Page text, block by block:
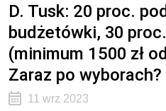
D. Tusk: 20 proc.
budżetówki, 30
(minimum 1500 zł
Zaraz po wyborach?
11 wrz 2023